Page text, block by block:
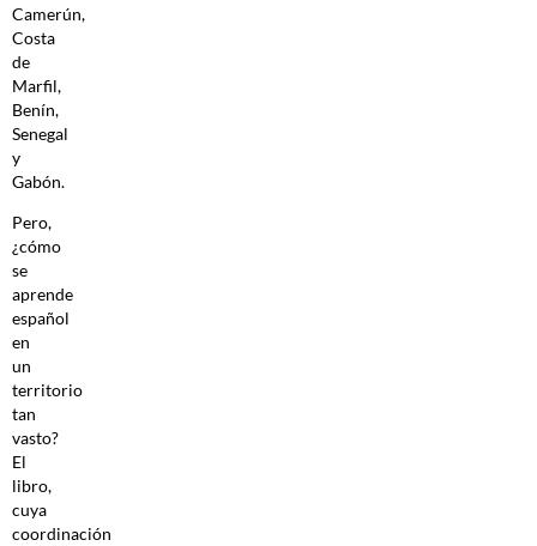
Camerún,
Costa
de
Marfil,
Benín,
Senegal
y
Gabón.
Pero,
¿cómo
se
aprende
español
en
un
territorio
tan
vasto?
El
libro,
cuya
coordinación